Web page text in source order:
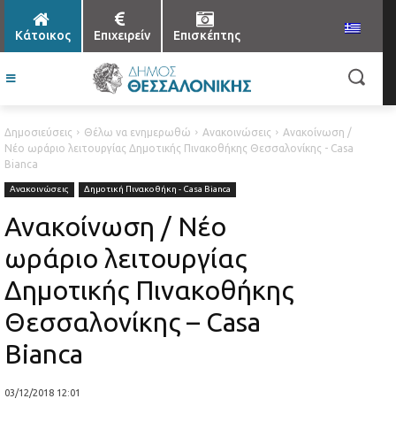
Κάτοικος Επιχειρείν Επισκέπτης
Δημοσιεύσεις Θέλω να ενημερωθώ Ανακοινώσεις
Ανακοίνωση /
Νέο ωράριο λειτουργίας Δημοτικής Πινακοθήκης Θεσσαλονίκης - Casa
Bianca
Ανακοινώσεις Δημοτική Πινακοθήκη - Casa Bianca
Ανακοίνωση / Νέο
ωράριο λειτουργίας
Δημοτικής Πινακοθήκης
Θεσσαλονίκης – Casa
Bianca
03/12/2018 12:01